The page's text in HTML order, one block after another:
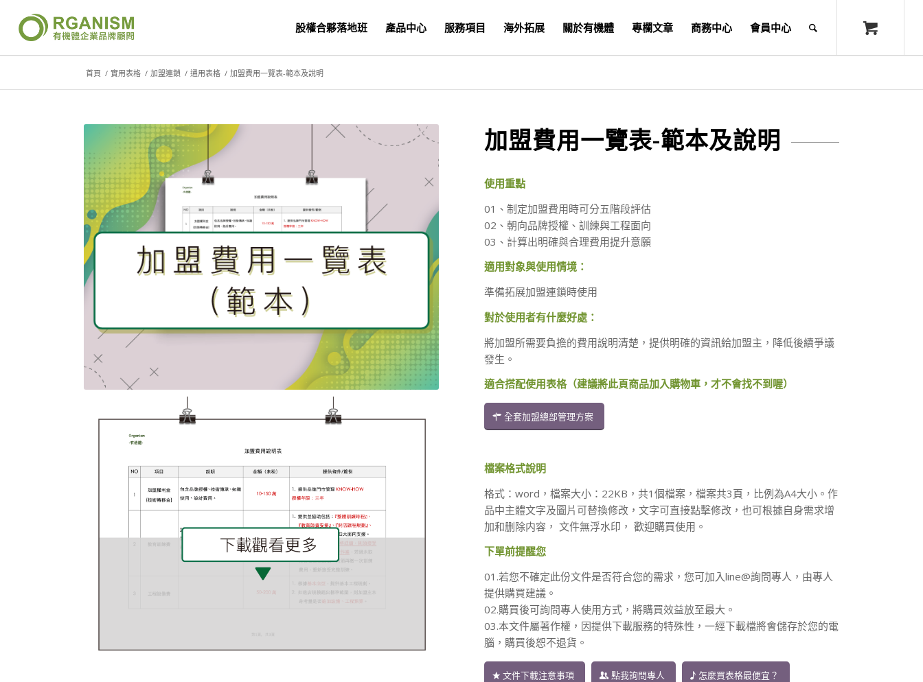
股權合夥落地班 產品中心 服務項目 海外拓展 關於有機體 專欄文章 商務中心 會員中心
首頁 / 實用表格 / 加盟連鎖 / 通用表格 / 加盟費用一覽表-範本及說明
加盟費用一覽表-範本及說明
使用重點
01、制定加盟費用時可分五階段評估
02、朝向品牌授權、訓練與工程面向
03、計算出明確與合理費用提升意願
適用對象與使用情境：
準備拓展加盟連鎖時使用
對於使用者有什麼好處：
將加盟所需要負擔的費用說明清楚，提供明確的資訊給加盟主，降低後續爭議
發生。
適合搭配使用表格（建議將此頁商品加入購物車，才不會找不到喔）
全套加盟總部管理方案
檔案格式說明
格式：word，檔案大小：22KB，共1個檔案，檔案共3頁，比例為A4大小。作
品中主體文字及圖片可替換修改，文字可直接點擊修改，也可根據自身需求增
加和删除内容， 文件無浮水印， 歡迎購買使用。
下單前提醒您
01.若您不確定此份文件是否符合您的需求，您可加入line@詢問專人，由專人
提供購買建議。
02.購買後可詢問專人使用方式，將購買效益放至最大。
03.本文件屬著作權，因提供下載服務的特殊性，一經下載檔將會儲存於您的電
腦，購買後恕不退貨。
文件下載注意事項 點我詢問專人 怎麼買表格最便宜？